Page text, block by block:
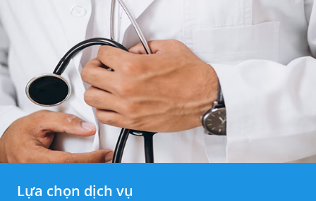
Lựa chọn dịch vụ